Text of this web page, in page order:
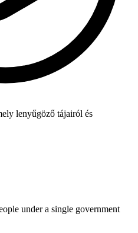
lenyűgöző tájairól és
under a single government